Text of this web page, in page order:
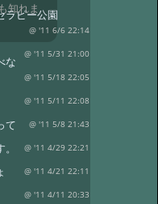
知れま
ラピー公園
@ '11 6/6 22:14
@ '11 5/31 21:00
な
@ '11 5/18 22:05
@ '11 5/11 22:08
て @ '11 5/8 21:43
@ '11 4/29 22:21
@ '11 4/21 22:11
@ '11 4/11 20:33